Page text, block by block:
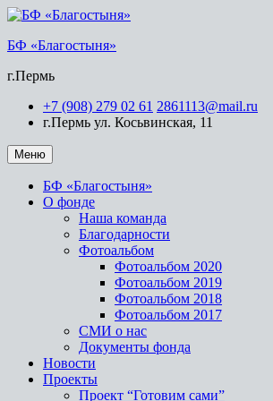
БФ «Благостыня»
г.Пермь
+7 (908) 279 02 61 2861113@mail.ru
г.Пермь ул. Косьвинская, 11
Меню
БФ «Благостыня»
О фонде
Наша команда
Благодарности
Фотоальбом
Фотоальбом 2020
Фотоальбом 2019
Фотоальбом 2018
Фотоальбом 2017
СМИ о нас
Документы фонда
Новости
Проекты
Проект “Готовим сами”